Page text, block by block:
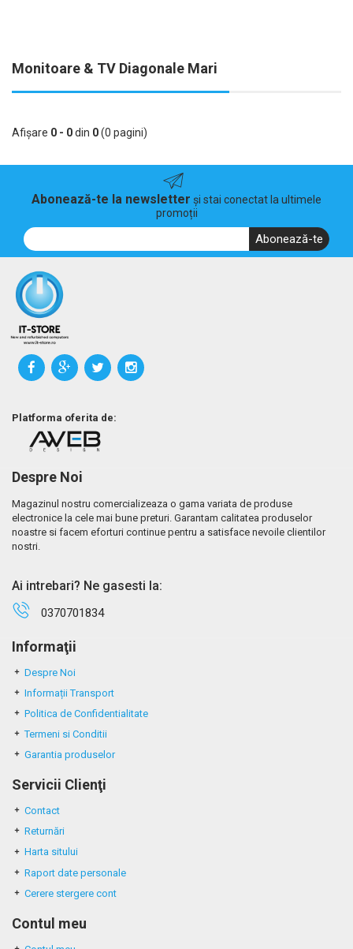
Monitoare & TV Diagonale Mari
Afişare 0 - 0din 0(0 pagini)
Abonează-te la newsletter și stai conectat la ultimele
promoții
Abonează-te
Platforma oferita de:
Despre Noi
Magazinul nostru comercializeaza o gama variata de produse
electronice la cele mai bune preturi. Garantam calitatea produselor
noastre si facem eforturi continue pentru a satisface nevoile clientilor
nostri.
Ai intrebari? Ne gasesti la:
0370701834
Informaţii
Despre Noi
Informații Transport
Politica de Confidentialitate
Termeni si Conditii
Garantia produselor
Servicii Clienţi
Contact
Returnări
Harta sitului
Raport date personale
Cerere stergere cont
Contul meu